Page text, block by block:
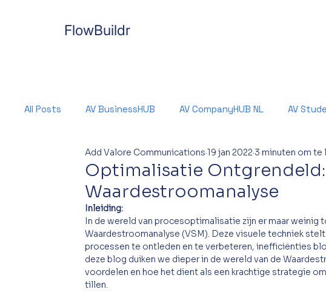
FlowBuildr
All Posts AV BusinessHUB AV CompanyHUB NL AV
Optimalisatie Ontgrendeld:
Waardestroomanalyse
Add Valore Communications19 jan 2022 3 minuten om te
Inleiding:
In de wereld van procesoptimalisatie zijn er maar
Waardestroomanalyse (VSM). Deze visuele techniek
processen te ontleden en te verbeteren, inefficiënties
deze blog duiken we dieper in de wereld van de
voordelen en hoe het dient als een krachtige strategie
tillen.